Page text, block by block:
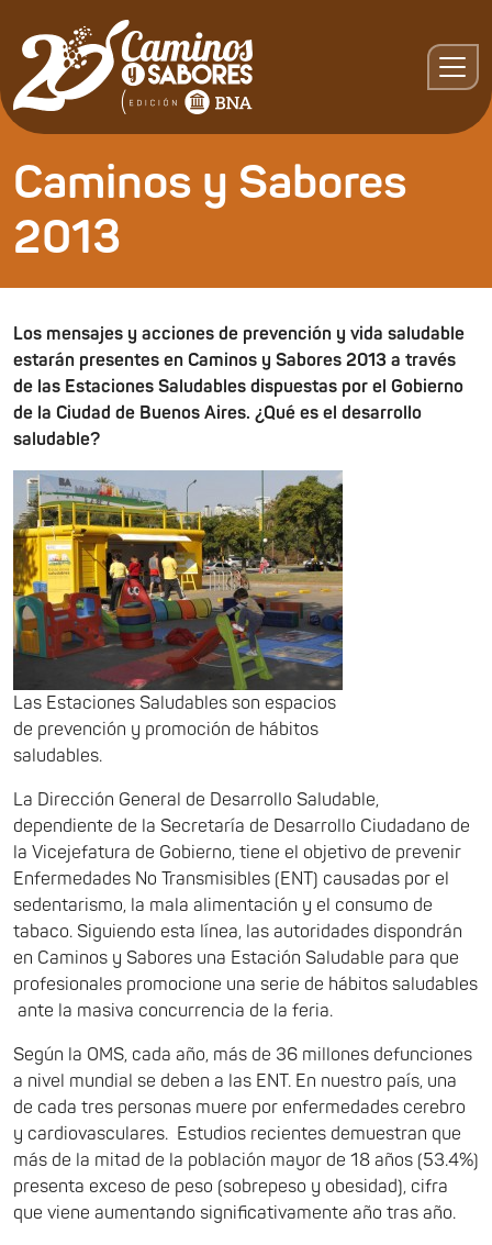
Caminos y Sabores
2013
Los mensajes y acciones de prevención y vida saludable
estarán presentes en Caminos y Sabores 2013 a través
de las Estaciones Saludables dispuestas por el Gobierno
de la Ciudad de Buenos Aires. ¿Qué es el desarrollo
saludable?
Las Estaciones Saludables son espacios
de prevención y promoción de hábitos
saludables.
La Dirección General de Desarrollo Saludable,
dependiente de la Secretaría de Desarrollo Ciudadano de
la Vicejefatura de Gobierno, tiene el objetivo de prevenir
Enfermedades No Transmisibles (ENT) causadas por el
sedentarismo, la mala alimentación y el consumo de
tabaco. Siguiendo esta línea, las autoridades dispondrán
en Caminos y Sabores una Estación Saludable para que
profesionales promocione una serie de hábitos saludables
ante la masiva concurrencia de la feria.
Según la OMS, cada año, más de 36 millones defunciones
a nivel mundial se deben a las ENT. En nuestro país, una
de cada tres personas muere por enfermedades cerebro
y cardiovasculares. Estudios recientes demuestran que
más de la mitad de la población mayor de 18 años (53.4%)
presenta exceso de peso (sobrepeso y obesidad), cifra
que viene aumentando significativamente año tras año.